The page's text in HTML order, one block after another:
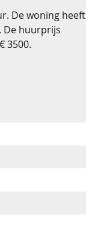
De woning heeft
De huurprijs
3500.